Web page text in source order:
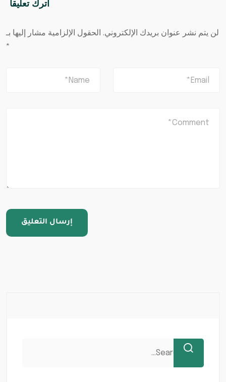
اترك تعليقاً
لن يتم نشر عنوان بريدك الإلكتروني. الحقول الإلزامية مشار إليها بـ
*